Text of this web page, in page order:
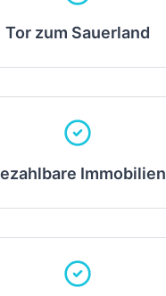
Tor zum Sauerland
Immobilien